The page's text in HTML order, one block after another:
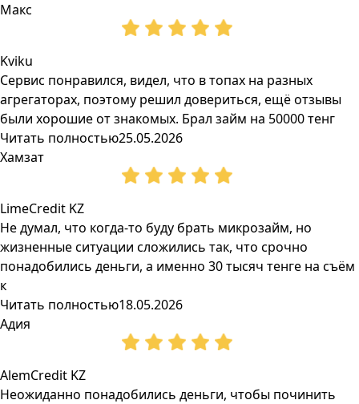
Макс
Kviku
Сервис понравился, видел, что в топах на разных
агрегаторах, поэтому решил довериться, ещё отзывы
были хорошие от знакомых. Брал займ на 50000 тенг
Читать полностью25.05.2026
Хамзат
LimeCredit KZ
Не думал, что когда-то буду брать микрозайм, но
жизненные ситуации сложились так, что срочно
понадобились деньги, а именно 30 тысяч тенге на съём
к
Читать полностью18.05.2026
Адия
AlemCredit KZ
Неожиданно понадобились деньги, чтобы починить